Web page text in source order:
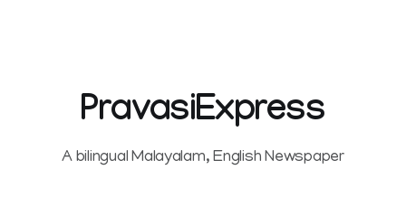
PravasiExpress
A bilingual Malayalam, English Newspaper